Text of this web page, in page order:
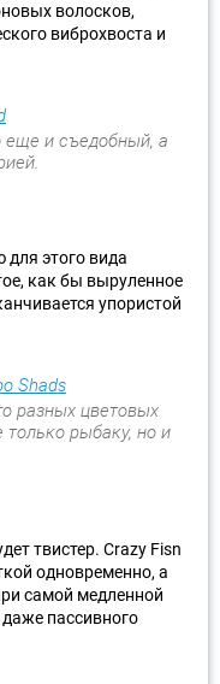
волосков,
виброхвоста и
еще и съедобный, а
для этого вида
как бы выруленное
упористой
разных цветовых
рыбаку, но и
твистер. Crazy Fisn
одновременно, а
самой медленной
пассивного